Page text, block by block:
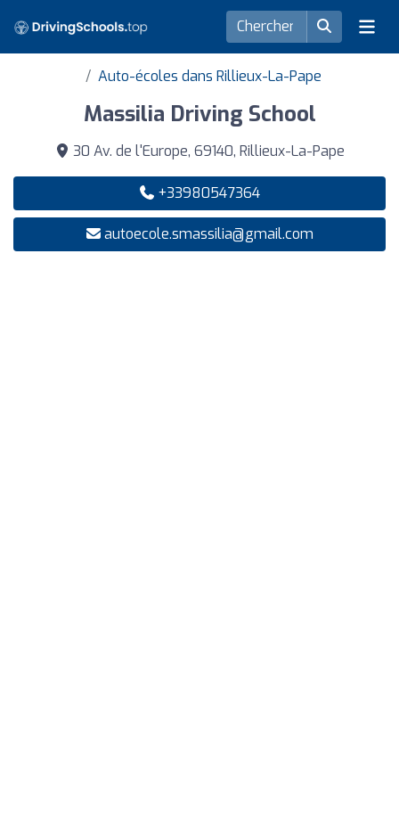
Auto-écoles dans Rillieux-La-Pape
Massilia Driving School
30 Av. de l'Europe, 69140, Rillieux-La-Pape
+33980547364
autoecole.smassilia@gmail.com